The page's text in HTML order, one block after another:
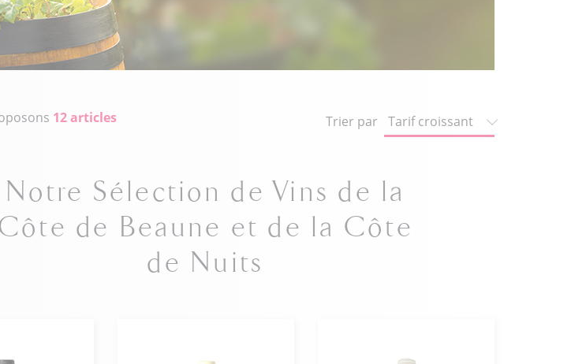
12 articles Trier par
Notre Sélection de Vins de la
de Beaune et de la Côte
de Nuits